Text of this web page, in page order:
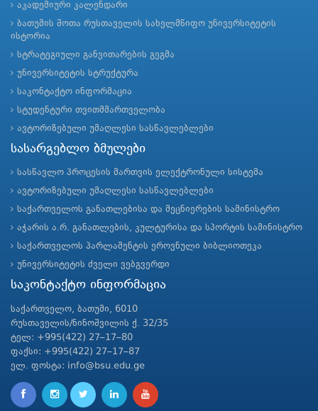
აკადემიური კალენდარი
ბათუმის შოთა რუსთაველის სახელმწიფო უნივერსიტეტის
ისტორია
სტრატეგიული განვითარების გეგმა
უნივერსიტეტის სტრუქტურა
საკონტაქტო ინფორმაცია
სტუდენტური თვითმმართველობა
ავტორიზებული უმაღლესი სასწავლებლები
სასარგებლო ბმულები
სასწავლო პროცესის მართვის ელექტრონული სისტემა
ავტორიზებული უმაღლესი სასწავლებლები
საქართველოს განათლებისა და მეცნიერების სამინისტრო
აჭარის ა.რ. განათლების, კულტურისა და სპორტის სამინისტრო
საქართველოს პარლამენტის ეროვნული ბიბლიოთეკა
უნივერსიტეტის ძველი ვებგვერდი
საკონტაქტო ინფორმაცია
საქართველო, ბათუმი, 6010
რუსთაველის/ნინოშვილის ქ. 32/35
ტელ: +995(422) 27–17–80
ფაქსი: +995(422) 27–17–87
ელ. ფოსტა: info@bsu.edu.ge